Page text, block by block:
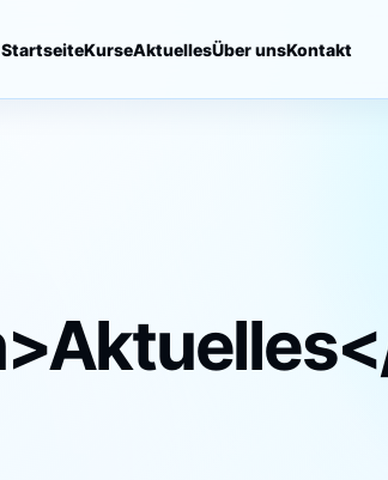
StartseiteKurseAktuellesÜber unsKontakt